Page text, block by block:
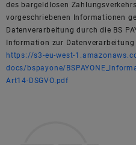
des bargeldlosen
vorgeschriebenen Informationen
Datenverarbeitung durch die BS
Information zur Datenverarbeitung
https://s3-eu-west-
docs/bspayone/
Art14-DSGVO.pdf